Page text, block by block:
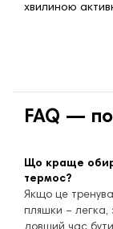
хвилиною
FAQ —
Що краще
термос?
Якщо це
пляшки – легка,